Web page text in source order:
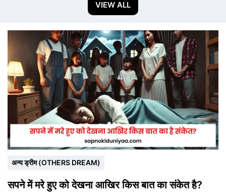
VIEW ALL
अन्य ड्रीम (OTHERS DREAM)
सपने में मरे हुए को देखना आखिर किस बात का संकेत है?